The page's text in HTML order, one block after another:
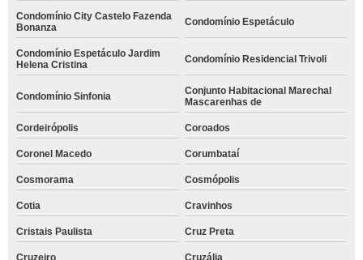
Condomínio City Castelo Fazenda
Bonanza
Condomínio Espetáculo
Condomínio Espetáculo Jardim
Helena Cristina
Condomínio Residencial Trivoli
Condomínio Sinfonia
Conjunto Habitacional Marechal
Mascarenhas de
Cordeirópolis Coroados
Coronel Macedo Corumbataí
Cosmorama Cosmópolis
Cotia Cravinhos
Cristais Paulista Cruz Preta
Cruzeiro Cruzália